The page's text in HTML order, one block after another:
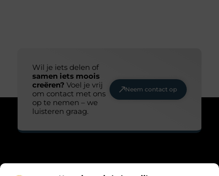
Wil je iets delen of
samen iets moois
creëren? Voel je vrij
om contact met ons
op te nemen – we
luisteren graag.
Neem contact op